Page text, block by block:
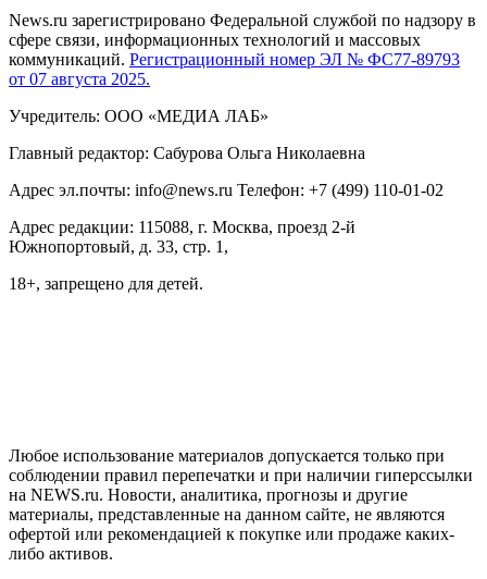
News.ru зарегистрировано Федеральной службой по надзору в
сфере связи, информационных технологий и массовых
коммуникаций. Регистрационный номер ЭЛ № ФС77-89793
от 07 августа 2025.
Учредитель: ООО «МЕДИА ЛАБ»
Главный редактор: Сабурова Ольга Николаевна
Адрес эл.почты: info@news.ru Телефон: +7 (499) 110-01-02
Адрес редакции: 115088, г. Москва, проезд 2-й
Южнопортовый, д. 33, стр. 1,
18+, запрещено для детей.
Любое использование материалов допускается только при
соблюдении правил перепечатки и при наличии гиперссылки
на NEWS.ru. Новости, аналитика, прогнозы и другие
материалы, представленные на данном сайте, не являются
офертой или рекомендацией к покупке или продаже каких-
либо активов.